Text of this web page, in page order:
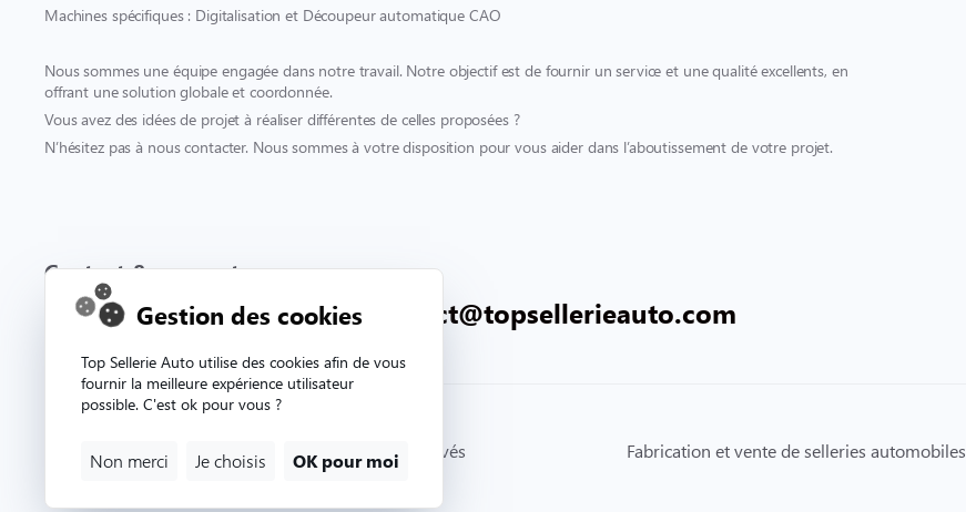
Machines spécifiques : Digitalisation et Découpeur automatique CAO
Nous sommes une équipe engagée dans notre travail. Notre objectif est de fournir un service et une qualité excellents, en
offrant une solution globale et coordonnée.
Vous avez des idées de projet à réaliser différentes de celles proposées ?
N’hésitez pas à nous contacter. Nous sommes à votre disposition pour vous aider dans l’aboutissement de votre projet.
Contact & support
02 33 81 71 90 contact@topsellerieauto.com
© Copyright 2026. Topsellerieauto Tous droits réservés Fabrication et vente de selleries automobiles
Gestion des cookies
Top Sellerie Auto utilise des cookies afin de vous
fournir la meilleure expérience utilisateur
possible. C'est ok pour vous ?
Non merci Je choisis OK pour moi